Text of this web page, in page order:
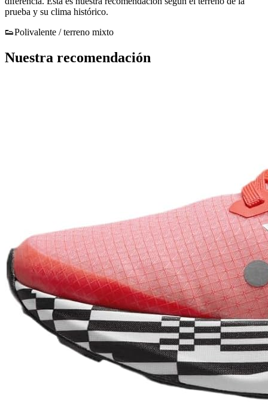
prueba y su clima histórico.
👟Polivalente / terreno mixto
Nuestra recomendación